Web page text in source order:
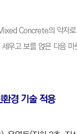
Concrete의 약자로
우고 보를 얹은 다음
경 기술 적용